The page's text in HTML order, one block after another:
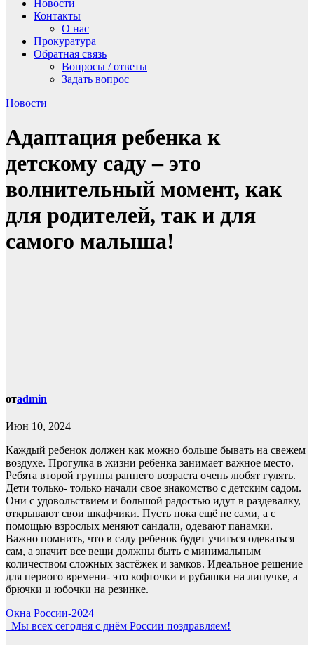
Новости
Контакты
О нас
Прокуратура
Обратная связь
Вопросы / ответы
Задать вопрос
Новости
Адаптация ребенка к
детскому саду – это
волнительный момент, как
для родителей, так и для
самого малыша!
отadmin
Июн 10, 2024
Каждый ребенок должен как можно больше бывать на свежем
воздухе. Прогулка в жизни ребенка занимает важное место.
Ребята второй группы раннего возраста очень любят гулять.
Дети только- только начали свое знакомство с детским садом.
Они с удовольствием и большой радостью идут в раздевалку,
открывают свои шкафчики. Пусть пока ещё не сами, а с
помощью взрослых меняют сандали, одевают панамки.
Важно помнить, что в саду ребенок будет учиться одеваться
сам, а значит все вещи должны быть с минимальным
количеством сложных застёжек и замков. Идеальное решение
для первого времени- это кофточки и рубашки на липучке, а
брючки и юбочки на резинке.
Навигация
по
Окна России-2024
Мы всех сегодня с днём России поздравляем!